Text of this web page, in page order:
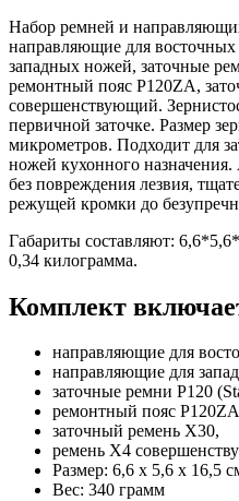
Набор ремней и
направляющие для
западных ножей, заточные
ремонтный пояс P120ZA,
совершенствующий.
первичной заточке. Размер
микрометров. Подходит для
ножей кухонного назначения.
без повреждения лезвия,
режущей кромки до
Габариты составляют:
0,34 килограмма.
Комплект
направляющие для
направляющие для
заточные ремни P120
ремонтный пояс
заточный ремень X30,
ремень X4
Размер: 6,6 x 5,6 x 16,5
Вес: 340 грамм